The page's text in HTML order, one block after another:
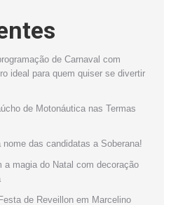
de Carnaval com
ideal para quem quiser se divertir
de Motonáutica nas Termas
das candidatas a Soberana!
a magia do Natal com decoração
de Reveillon em Marcelino